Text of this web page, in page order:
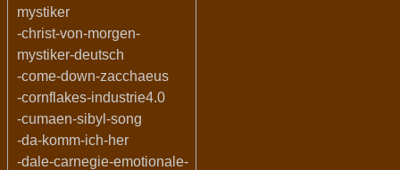
mystiker
-christ-von-morgen-
mystiker-deutsch
-come-down-zacchaeus
-cornflakes-industrie4.0
-cumaen-sibyl-song
-da-komm-ich-her
-dale-carnegie-emotionale-